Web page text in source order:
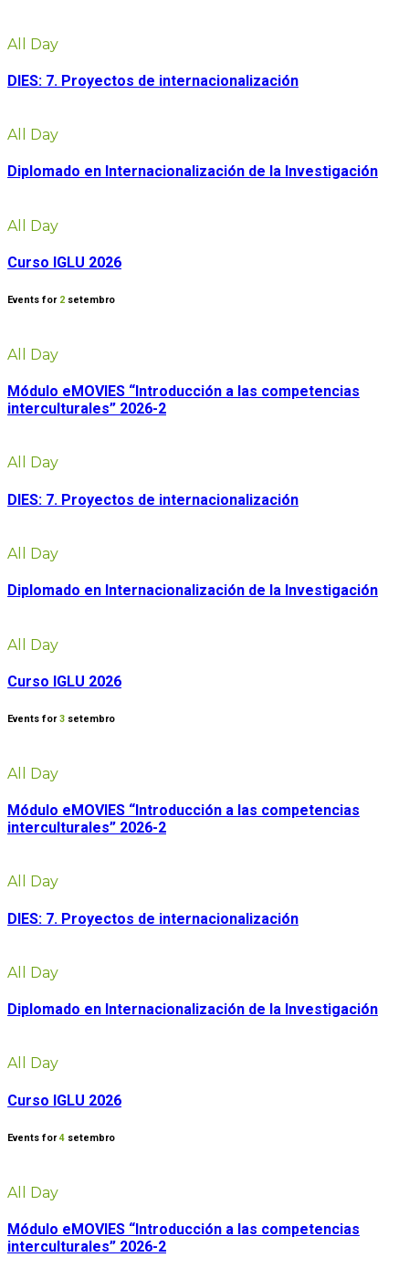
All Day
DIES: 7. Proyectos de internacionalización
All Day
Diplomado en Internacionalización de la Investigación
All Day
Curso IGLU 2026
Events for 2 setembro
All Day
Módulo eMOVIES “Introducción a las competencias
interculturales” 2026-2
All Day
DIES: 7. Proyectos de internacionalización
All Day
Diplomado en Internacionalización de la Investigación
All Day
Curso IGLU 2026
Events for3 setembro
All Day
Módulo eMOVIES “Introducción a las competencias
interculturales” 2026-2
All Day
DIES: 7. Proyectos de internacionalización
All Day
Diplomado en Internacionalización de la Investigación
All Day
Curso IGLU 2026
Events for4 setembro
All Day
Módulo eMOVIES “Introducción a las competencias
interculturales” 2026-2